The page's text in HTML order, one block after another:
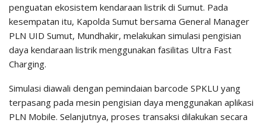
penguatan ekosistem kendaraan listrik di Sumut. Pada
kesempatan itu, Kapolda Sumut bersama General Manager
PLN UID Sumut, Mundhakir, melakukan simulasi pengisian
daya kendaraan listrik menggunakan fasilitas Ultra Fast
Charging.
Simulasi diawali dengan pemindaian barcode SPKLU yang
terpasang pada mesin pengisian daya menggunakan aplikasi
PLN Mobile. Selanjutnya, proses transaksi dilakukan secara